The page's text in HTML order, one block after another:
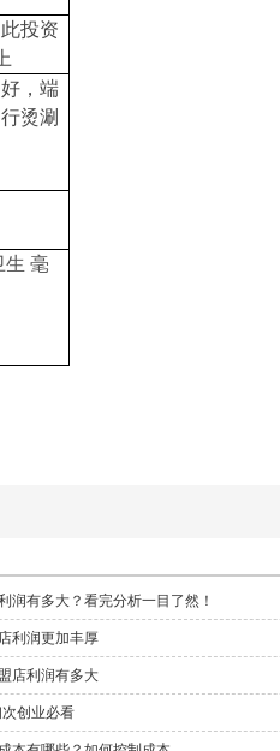
投资
，端
烫涮
生 毫
润有多大？看完分析一目了然！
利润更加丰厚
店利润有多大
创业必看